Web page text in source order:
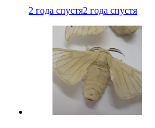
2 года спустя2 года спустя